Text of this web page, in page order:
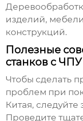
изделий,
конструкций.
Полезные
станков с
Чтобы сделать
проблем при
Китая, следуйте
Проведите